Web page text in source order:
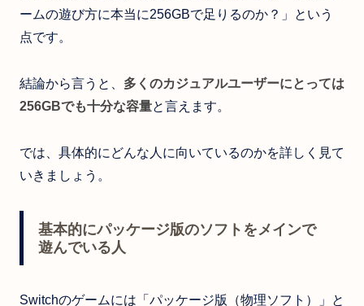
ームの遊び方に本当に256GBで足りるのか？」という
点です。
結論から言うと、 多くのカジュアルユーザーにとっては
256GBでも十分な容量と言えます。
では、具体的にどんな人に向いているのかを詳しく見て
いきましょう。
基本的にパッケージ版のソフトをメインで
遊んでいる人
Switchのゲームには「パッケージ版（物理ソフト）」と